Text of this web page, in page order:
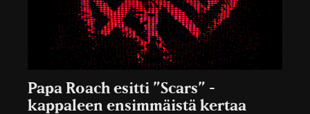
Papa Roach esitti ”Scars” -
kappaleen ensimmäistä kertaa